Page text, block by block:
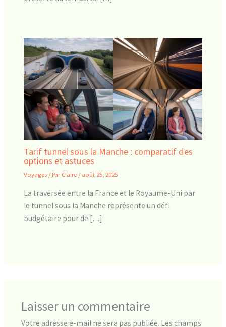
Tarif tunnel sous la Manche : comparatif des
options et astuces
Voyages / Par Claire / août 25, 2025
La traversée entre la France et le Royaume-Uni par
le tunnel sous la Manche représente un défi
budgétaire pour de […]
Laisser un commentaire
Votre adresse e-mail ne sera pas publiée. Les champs